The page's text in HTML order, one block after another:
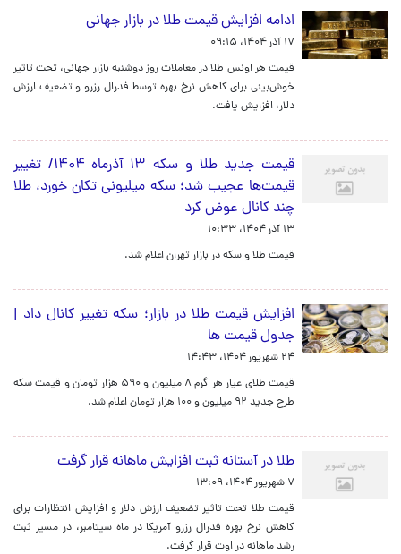
ادامه افزایش قیمت طلا در بازار جهانی
۱۷ آذر ۱۴۰۴، ۰۹:۱۵
قیمت هر اونس طلا در معاملات روز دوشنبه بازار جهانی، تحت تاثیر
خوش‌بینی برای کاهش نرخ بهره توسط فدرال رزرو و تضعیف ارزش
دلار، افزایش یافت.
قیمت جدید طلا و سکه ۱۳ آذرماه ۱۴۰۴/ تغییر
قیمت‌ها عجیب شد؛ سکه میلیونی تکان خورد، طلا
چند کانال عوض کرد
۱۳ آذر ۱۴۰۴، ۱۰:۳۳
قیمت طلا و سکه در بازار تهران اعلام شد.
افزایش قیمت طلا در بازار؛ سکه تغییر کانال داد |
جدول قیمت ها
۲۴ شهریور ۱۴۰۴، ۱۴:۴۳
قیمت طلای عیار هر گرم ۸ میلیون و ۵۹۰ هزار تومان و قیمت سکه
طرح جدید ۹۲ میلیون و ۱۰۰ هزار تومان اعلام شد.
طلا در آستانه ثبت افزایش ماهانه قرار گرفت
۷ شهریور ۱۴۰۴، ۱۳:۰۹
قیمت طلا تحت تاثیر تضعیف ارزش دلار و افزایش انتظارات برای
کاهش نرخ بهره فدرال رزرو آمریکا در ماه سپتامبر، در مسیر ثبت
رشد ماهانه در اوت قرار گرفت.